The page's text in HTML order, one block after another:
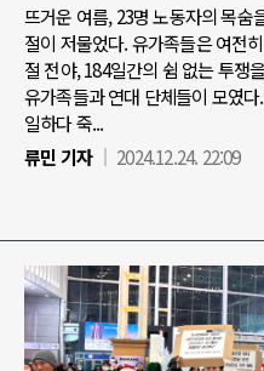
뜨거운 여름, 23명 노동자의 목숨
절이 저물었다. 유가족들은 여전
절 전야, 184일간의 쉼 없는 투쟁
유가족들과 연대 단체들이 모였
일하다 죽...
류민 기자
2024.12.24. 22:09